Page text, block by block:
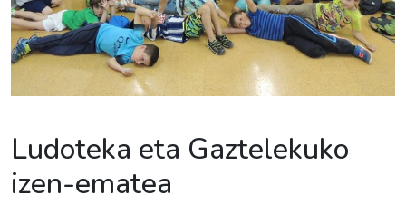
Ludoteka eta Gaztelekuko
izen-ematea